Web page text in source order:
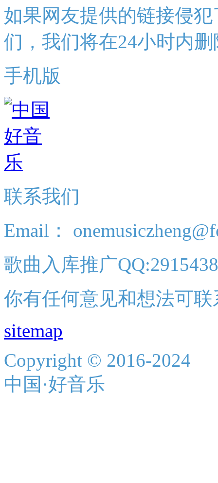
如果网友提供的链接侵
们，我们将在24小时内
手机版
联系我们
Email：
歌曲入库推广
你有任何意见和想法可
sitemap
Copyright © 2016-2024
中国·好音乐